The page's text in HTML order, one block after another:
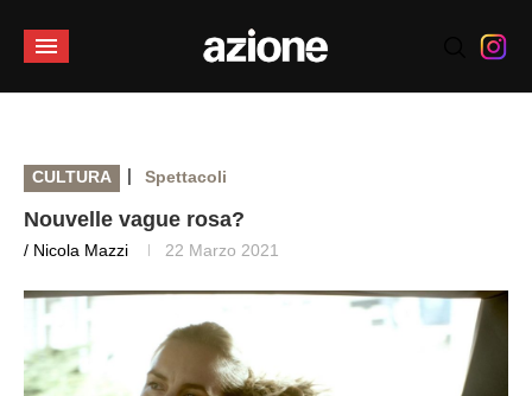
CULTURA | Spettacoli
Nouvelle vague rosa?
/ Nicola Mazzi 22 Marzo 2021